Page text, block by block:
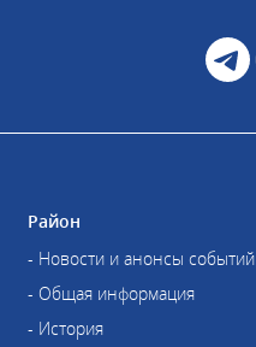
Район
- Новости и анонсы событий
- Общая информация
- История